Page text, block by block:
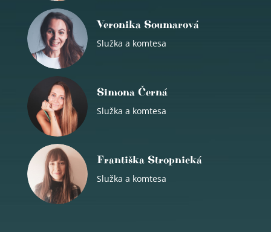
Veronika Soumarová
Služka a komtesa
Simona Černá
Služka a komtesa
Františka Stropnická
Služka a komtesa